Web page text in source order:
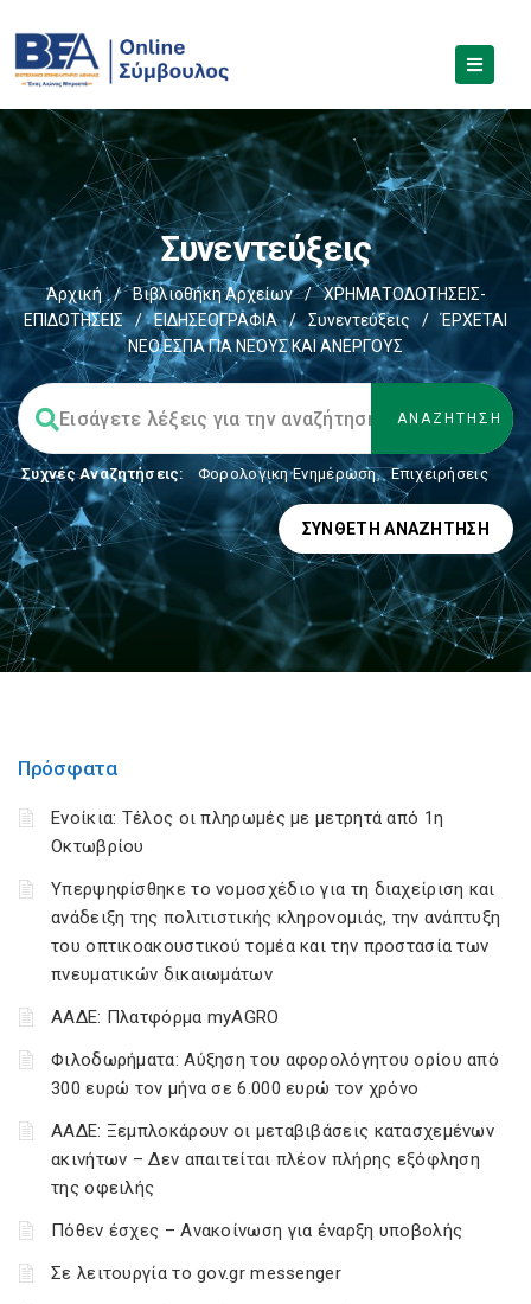
Συνεντεύξεις
Αρχική / Βιβλιοθήκη Αρχείων /
ΧΡΗΜΑΤΟΔΟΤΗΣΕΙΣ-
ΕΠΙΔΟΤΗΣΕΙΣ
/ ΕΙΔΗΣΕΟΓΡΑΦΙΑ / Συνεντεύξεις /
ΈΡΧΕΤΑΙ
ΝΕΟ ΕΣΠΑ ΓΙΑ ΝΕΟΥΣ ΚΑΙ ΑΝΕΡΓΟΥΣ
Συχνές Αναζητήσεις: Φορολογικη Ενημέρωση, Επιχειρήσεις
ΣΎΝΘΕΤΗ ΑΝΑΖΉΤΗΣΗ
Πρόσφατα
Ενοίκια: Τέλος οι πληρωμές με μετρητά από 1η
Οκτωβρίου
Υπερψηφίσθηκε το νομοσχέδιο για τη διαχείριση και
ανάδειξη της πολιτιστικής κληρονομιάς, την ανάπτυξη
του οπτικοακουστικού τομέα και την προστασία των
πνευματικών δικαιωμάτων
ΑΑΔΕ: Πλατφόρμα myAGRO
Φιλοδωρήματα: Αύξηση του αφορολόγητου ορίου από
300 ευρώ τον μήνα σε 6.000 ευρώ τον χρόνο
ΑΑΔΕ: Ξεμπλοκάρουν οι μεταβιβάσεις κατασχεμένων
ακινήτων – Δεν απαιτείται πλέον πλήρης εξόφληση
της οφειλής
Πόθεν έσχες – Ανακοίνωση για έναρξη υποβολής
Σε λειτουργία το gov.gr messenger